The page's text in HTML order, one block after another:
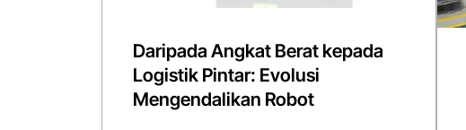
Daripada Angkat Berat kepada
Logistik Pintar: Evolusi
Mengendalikan Robot